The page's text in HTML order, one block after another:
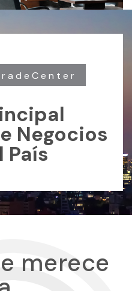
Negocios
País
merece